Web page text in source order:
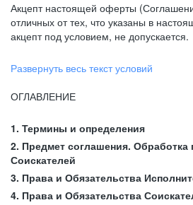
Акцепт настоящей оферты
отличных от тех, что указаны в
акцепт под условием, не допускается.
Развернуть весь текст условий
ОГЛАВЛЕНИЕ
1. Термины и определения
2. Предмет соглашения.
Соискателей
3. Права и Обязательства
4. Права и Обязательства